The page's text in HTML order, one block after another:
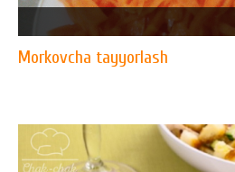
Morkovcha tayyorlash